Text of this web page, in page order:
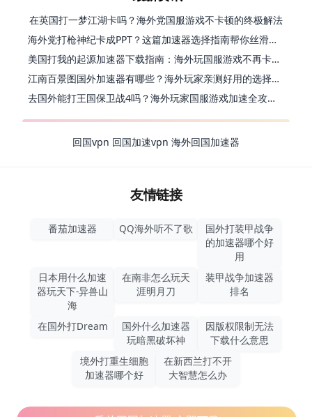
在英国打一梦江湖卡吗？海外党国服游戏不卡顿的终极解法
海外党打枪神纪卡成PPT？这篇加速器选择指南帮你丝滑上分
美国打我的起源加速器下载指南：海外玩国服游戏不再卡的终极方案
江南百景图国外加速器有哪些？海外玩家亲测好用的选择与避坑指南
去国外能打王国保卫战4吗？海外玩家国服游戏加速全攻略（附公主连结幻想江湖实测）
回国vpn 回国加速vpn 海外回国加速器
友情链接
番茄加速器 QQ海外听不了歌
国外打装甲战争
的加速器哪个好
用
日本用什么加速
器玩天下-异兽山
海
在南非怎么玩天
涯明月刀
装甲战争加速器
排名
在国外打Dream
国外什么加速器
玩暗黑破坏神
因版权限制无法
下载什么意思
境外打重生细胞
加速器哪个好
在新西兰打不开
大智慧怎么办